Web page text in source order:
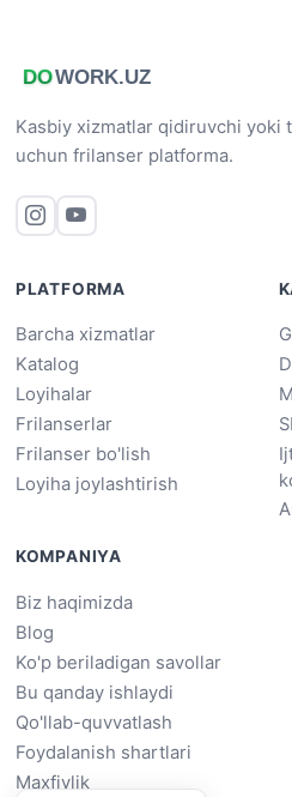
Kasbiy xizmatlar qidiruvchi yoki
uchun frilanser platforma.
PLATFORMA
Barcha xizmatlar
Katalog
Loyihalar
Frilanserlar
Frilanser bo'lish
Loyiha joylashtirish
KOMPANIYA
Biz haqimizda
Blog
Ko'p beriladigan savollar
Bu qanday ishlaydi
Qo'llab-quvvatlash
Foydalanish shartlari
Maxfiylik